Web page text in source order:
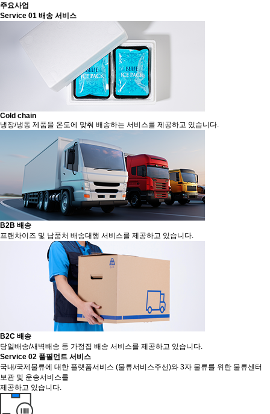
주요사업
Service 01 배송 서비스
Cold chain
냉장/냉동 제품을 온도에 맞춰 배송하는 서비스를 제공하고 있습니다.
B2B 배송
프랜차이즈 및 납품처 배송대행 서비스를 제공하고 있습니다.
B2C 배송
당일배송/새벽배송 등 가정집 배송 서비스를 제공하고 있습니다.
Service 02 풀필먼트 서비스
국내/국제물류에 대한 플랫폼서비스 (물류서비스주선)와 3자 물류를 위한 물류센터
보관 및 운송서비스를
제공하고 있습니다.